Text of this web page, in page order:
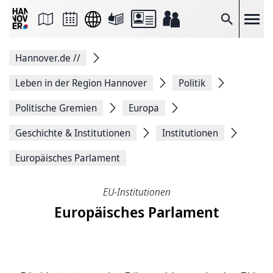
Suche
Seite
Facebook
teilen
Seitenlink
Seite
Hannover.de //
Leben in der Region Hannover
Politik
Politische Gremien
Europa
Geschichte & Institutionen
Institutionen
Europäisches Parlament
EU-Institutionen
Europäisches Parlament